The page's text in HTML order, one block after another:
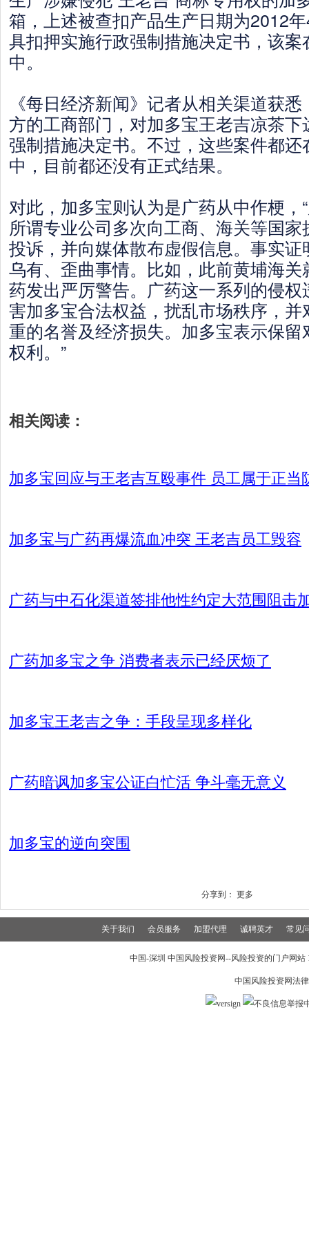
箱，上述被查扣产品生产日期为2012
具扣押实施行政强制措施决定书，该
中。
《每日经济新闻》记者从相关渠道获
方的工商部门，对加多宝王老吉凉茶
强制措施决定书。不过，这些案件都
中，目前都还没有正式结果。
对此，加多宝则认为是广药从中作梗，
所谓专业公司多次向工商、海关等国
投诉，并向媒体散布虚假信息。事实
乌有、歪曲事情。比如，此前黄埔海
药发出严厉警告。广药这一系列的侵
害加多宝合法权益，扰乱市场秩序，
重的名誉及经济损失。加多宝表示保
权利。”
相关阅读：
加多宝回应与王老吉互殴事件 员工属于正当
加多宝与广药再爆流血冲突 王老吉员工毁容
广药与中石化渠道签排他性约定大范围阻击
广药加多宝之争 消费者表示已经厌烦了
加多宝王老吉之争：手段呈现多样化
广药暗讽加多宝公证白忙活 争斗毫无意义
加多宝的逆向突围
分享到： 更多
关于我们 会员服务 加盟代理 诚聘英才 常见
中国-深圳 中国风险投资网--风险投资的门户网
中国风险投资网法